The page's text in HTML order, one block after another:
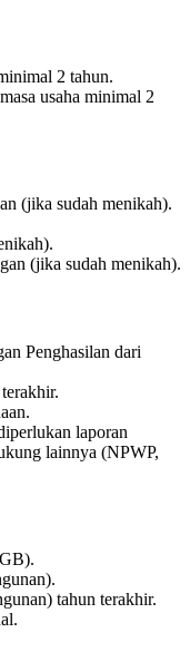
2 tahun.
usaha minimal 2
(jika sudah menikah).
(jika sudah menikah).
Penghasilan dari
laporan
lainnya (NPWP,
tahun terakhir.